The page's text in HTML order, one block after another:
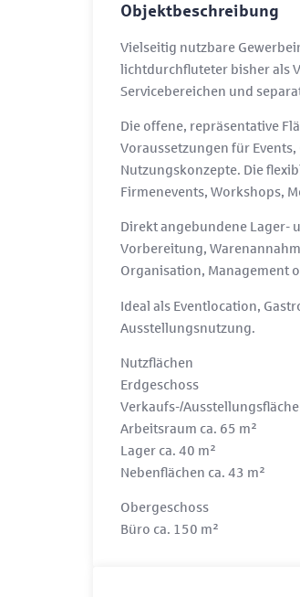
Objektbeschreibung
Vielseitig nutzbare
lichtdurchfluteter bisher als
Servicebereichen und
Die offene, repräsentative
Voraussetzungen für
Nutzungskonzepte. Die
Firmenevents, Workshops,
Direkt angebundene Lager-
Vorbereitung,
Organisation, Management
Ideal als Eventlocation,
Ausstellungsnutzung.
Nutzflächen
Erdgeschoss
Verkaufs-/Ausstellungsfläche
Arbeitsraum ca. 65 m²
Lager ca. 40 m²
Nebenflächen ca. 43 m²
Obergeschoss
Büro ca. 150 m²